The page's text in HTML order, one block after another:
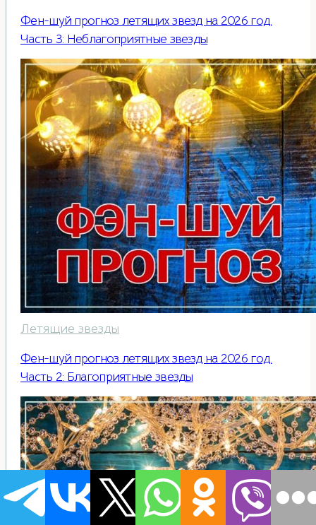
Фен-шуй прогноз летящих звезд на 2026 год.
Часть 3: Неблагоприятные звезды
Летящие звезды
Фен-шуй прогноз летящих звезд на 2026 год.
Часть 2: Благоприятные звезды